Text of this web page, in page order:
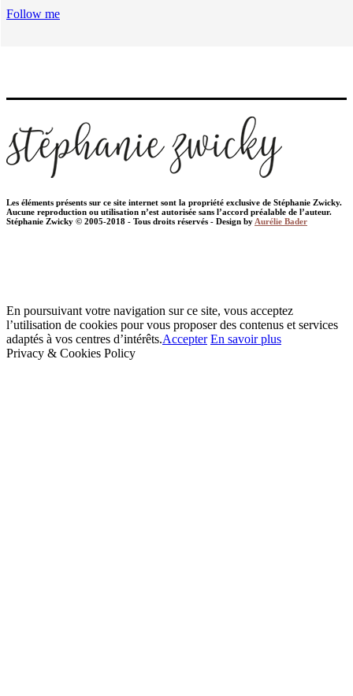
Follow me
Les éléments présents sur ce site internet sont la propriété exclusive de Stéphanie Zwicky.
Aucune reproduction ou utilisation n’est autorisée sans l’accord préalable de l’auteur.
Stéphanie Zwicky © 2005-2018 - Tous droits réservés - Design by Aurélie Bader
En poursuivant votre navigation sur ce site, vous acceptez
l’utilisation de cookies pour vous proposer des contenus et services
adaptés à vos centres d’intérêts.Accepter En savoir plus
Privacy & Cookies Policy